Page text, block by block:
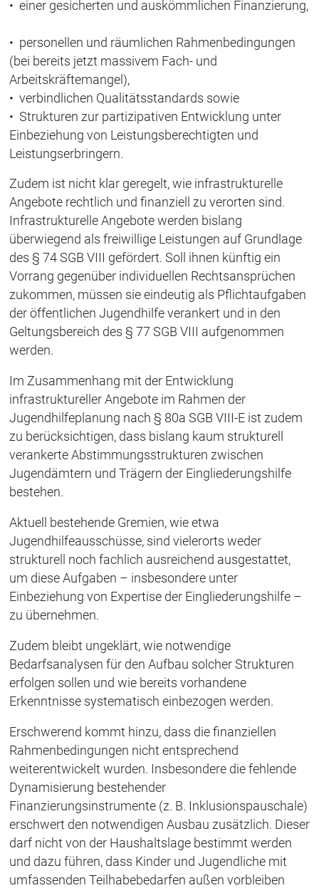
• einer gesicherten und auskömmlichen Finanzierung,
• personellen und räumlichen Rahmenbedingungen
(bei bereits jetzt massivem Fach- und
Arbeitskräftemangel),
• verbindlichen Qualitätsstandards sowie
• Strukturen zur partizipativen Entwicklung unter
Einbeziehung von Leistungsberechtigten und
Leistungserbringern.
Zudem ist nicht klar geregelt, wie infrastrukturelle
Angebote rechtlich und finanziell zu verorten sind.
Infrastrukturelle Angebote werden bislang
überwiegend als freiwillige Leistungen auf Grundlage
des § 74 SGB VIII gefördert. Soll ihnen künftig ein
Vorrang gegenüber individuellen Rechtsansprüchen
zukommen, müssen sie eindeutig als Pflichtaufgaben
der öffentlichen Jugendhilfe verankert und in den
Geltungsbereich des § 77 SGB VIII aufgenommen
werden.
Im Zusammenhang mit der Entwicklung
infrastruktureller Angebote im Rahmen der
Jugendhilfeplanung nach § 80a SGB VIII-E ist zudem
zu berücksichtigen, dass bislang kaum strukturell
verankerte Abstimmungsstrukturen zwischen
Jugendämtern und Trägern der Eingliederungshilfe
bestehen.
Aktuell bestehende Gremien, wie etwa
Jugendhilfeausschüsse, sind vielerorts weder
strukturell noch fachlich ausreichend ausgestattet,
um diese Aufgaben – insbesondere unter
Einbeziehung von Expertise der Eingliederungshilfe –
zu übernehmen.
Zudem bleibt ungeklärt, wie notwendige
Bedarfsanalysen für den Aufbau solcher Strukturen
erfolgen sollen und wie bereits vorhandene
Erkenntnisse systematisch einbezogen werden.
Erschwerend kommt hinzu, dass die finanziellen
Rahmenbedingungen nicht entsprechend
weiterentwickelt wurden. Insbesondere die fehlende
Dynamisierung bestehender
Finanzierungsinstrumente (z. B. Inklusionspauschale)
erschwert den notwendigen Ausbau zusätzlich. Dieser
darf nicht von der Haushaltslage bestimmt werden
und dazu führen, dass Kinder und Jugendliche mit
umfassenden Teilhabebedarfen außen vorbleiben